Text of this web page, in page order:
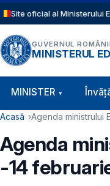
Sari la conținutul principal
Site oficial al Ministerului
GUVERNUL
MINISTERUL
Navigație
MINISTER
Cale de
Acasă Agenda ministrului
Agenda
-14